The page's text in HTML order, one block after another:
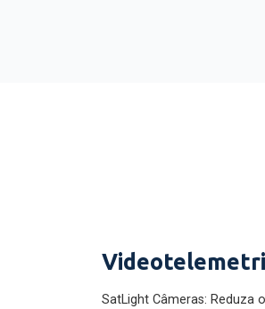
SatLight Câmeras: Reduza